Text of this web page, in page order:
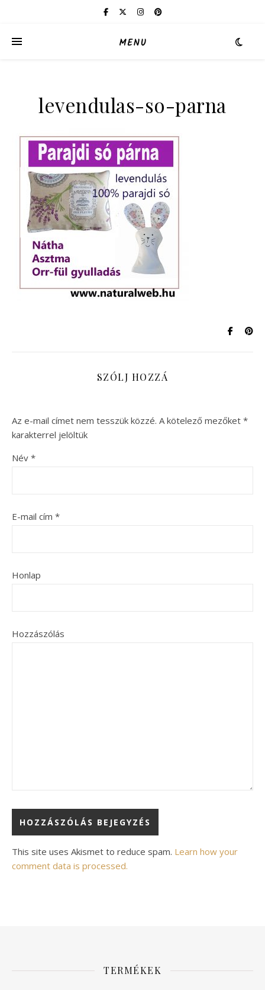
MENU
levendulas-so-parna
SZÓLJ HOZZÁ
Az e-mail címet nem tesszük közzé. A kötelező mezőket *
karakterrel jelöltük
Név *
E-mail cím *
Honlap
Hozzászólás
Alternative:
This site uses Akismet to reduce spam. Learn how your
comment data is processed.
TERMÉKEK